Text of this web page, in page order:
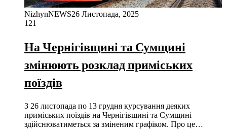
NizhynNEWS26 Листопада, 2025
121
На Чернігівщині та Сумщині
змінюють розклад приміських
поїздів
З 26 листопада по 13 грудня курсування деяких
приміських поїздів на Чернігівщині та Сумщині
здійснюватиметься за зміненим графіком. Про це…